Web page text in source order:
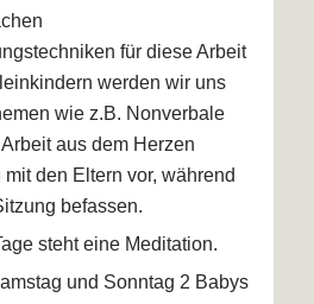
für diese Arbeit
werden wir uns
wie z.B. Nonverbale
aus dem Herzen
den Eltern vor, während
befassen.
steht eine Meditation.
und Sonntag 2 Babys